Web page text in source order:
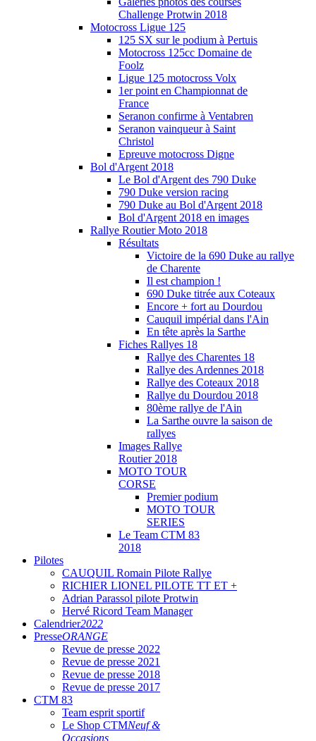
Challenge Protwin 2018
Motocross Ligue 125
125 SX sur le podium à Pertuis
Motocross 125cc Domaine de
Foolz
Ligue 125 motocross Volx
1er point en Championnat de
France
Seranon confirme à Ventabren
Seranon vainqueur à Saint
Christol
Epreuve motocross Digne
Bol d'Argent 2018
Le Bol d'Argent des 790 Duke
790 Duke version racing
790 Duke au Bol d'Argent 2018
Bol d'Argent 2018 en images
Rallye Routier Moto 2018
Résultats
Victoire de la 690 Duke au rallye
de Charente
Il est champion !
690 Duke titrée aux Coteaux
Encore + fort au Dourdou
Cauquil impérial dans l'Ain
En tête après la Sarthe
Fiches Rallyes 18
Rallye des Charentes 18
Rallye des Ardennes 2018
Rallye des Coteaux 2018
Rallye du Dourdou 2018
80ème rallye de l'Ain
La Sarthe ouvre la saison de
rallyes
Images Rallye
Routier 2018
MOTO TOUR
CORSE
Premier podium
MOTO TOUR
SERIES
Le Team CTM 83
2018
Pilotes
CAUQUIL Romain Pilote Rallye
RICHIER LIONEL PILOTE TT ET +
Adrian Parassol pilote Protwin
Hervé Ricord Team Manager
Calendrier2022
PresseORANGE
Revue de presse 2022
Revue de presse 2021
Revue de presse 2018
Revue de presse 2017
CTM 83
Team esprit sportif
Le Shop CTMNeuf &
Occasions